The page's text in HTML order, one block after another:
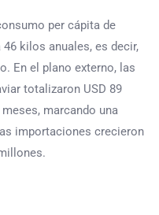
per cápita de
kilos anuales, es decir,
En el plano externo, las
totalizaron USD 89
marcando una
importaciones crecieron